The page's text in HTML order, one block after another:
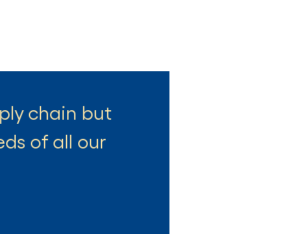
chain but
of all our